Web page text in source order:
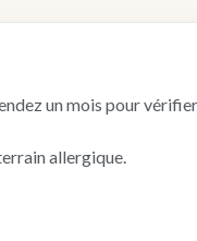
un mois pour
allergique.